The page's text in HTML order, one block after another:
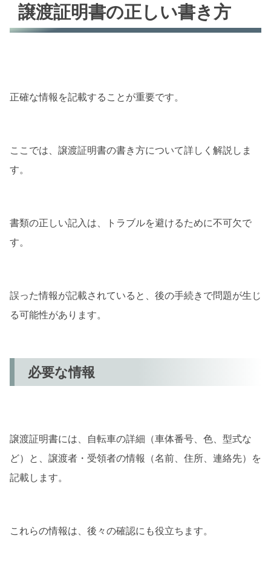
譲渡証明書の正しい書き方
正確な情報を記載することが重要です。
ここでは、譲渡証明書の書き方について詳しく解説しま
す。
書類の正しい記入は、トラブルを避けるために不可欠で
す。
誤った情報が記載されていると、後の手続きで問題が生じ
る可能性があります。
必要な情報
譲渡証明書には、自転車の詳細（車体番号、色、型式な
ど）と、譲渡者・受領者の情報（名前、住所、連絡先）を
記載します。
これらの情報は、後々の確認にも役立ちます。